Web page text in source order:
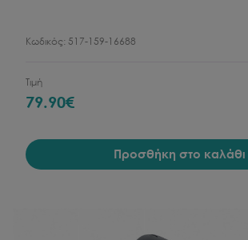
Κωδικός: 517-159-16688
Τιμή
79.90€
Προσθήκη στο καλάθι